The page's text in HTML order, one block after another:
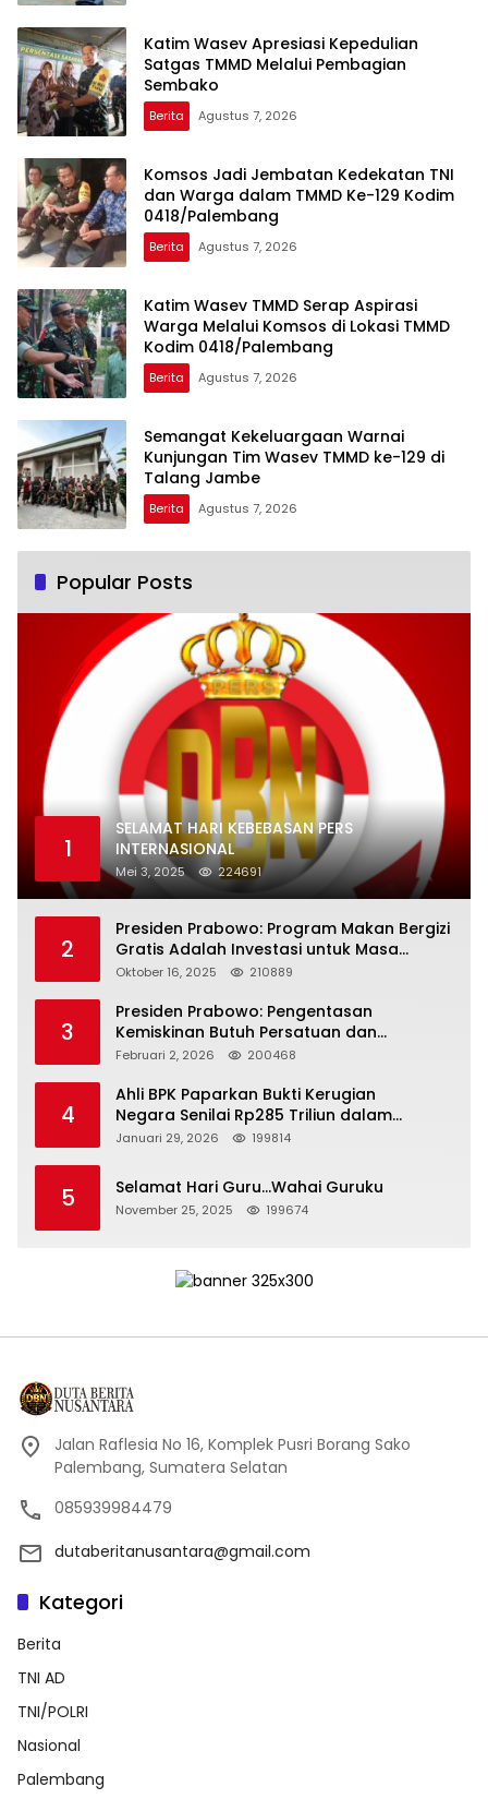
Katim Wasev Apresiasi Kepedulian
Satgas TMMD Melalui Pembagian
Sembako
Berita Agustus 7, 2026
Komsos Jadi Jembatan Kedekatan TNI
dan Warga dalam TMMD Ke-129 Kodim
0418/Palembang
Berita Agustus 7, 2026
Katim Wasev TMMD Serap Aspirasi
Warga Melalui Komsos di Lokasi TMMD
Kodim 0418/Palembang
Berita Agustus 7, 2026
Semangat Kekeluargaan Warnai
Kunjungan Tim Wasev TMMD ke-129 di
Talang Jambe
Berita Agustus 7, 2026
Popular Posts
1
SELAMAT HARI KEBEBASAN PERS
INTERNASIONAL
Mei 3, 2025 224691
2
Presiden Prabowo: Program Makan Bergizi
Gratis Adalah Investasi untuk Masa
Depan Bangsa
Oktober 16, 2025 210889
3
Presiden Prabowo: Pengentasan
Kemiskinan Butuh Persatuan dan
Kepemimpinan yang Bertanggung Jawab
Februari 2, 2026 200468
4
Ahli BPK Paparkan Bukti Kerugian
Negara Senilai Rp285 Triliun dalam
Persidangan Korupsi PT Pertamina
Januari 29, 2026 199814
5 Selamat Hari Guru…Wahai Guruku
November 25, 2025 199674
Jalan Raflesia No 16, Komplek Pusri Borang Sako
Palembang, Sumatera Selatan
085939984479
dutaberitanusantara@gmail.com
Kategori
Berita
TNI AD
TNI/POLRI
Nasional
Palembang